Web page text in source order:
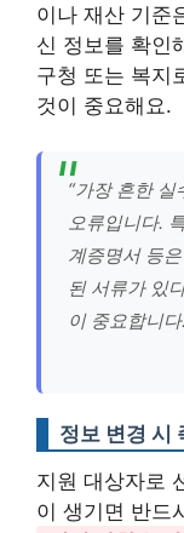
이나 재산 기준
신 정보를 확인
구청 또는 복지
것이 중요해요.
“가장 흔한
오류입니다.
계증명서 등
된 서류가 있
이 중요합니다
정보 변경 시
지원 대상자로
이 생기면 반드